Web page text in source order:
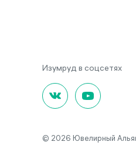
© 2026 Ювелирный